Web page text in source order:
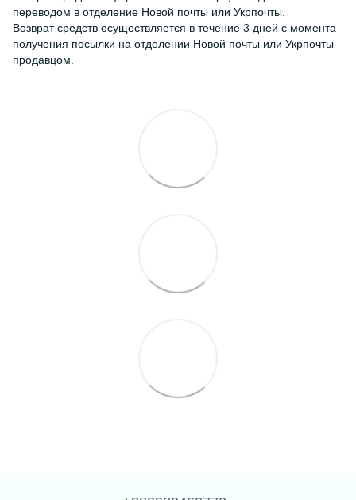
переводом в отделение Новой почты или Укрпочты.
Возврат средств осуществляется в течение 3 дней с момента
получения посылки на отделении Новой почты или Укрпочты
продавцом.